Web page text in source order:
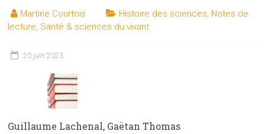
Martine Courtois Histoire des sciences, Notes de
lecture, Santé & sciences du vivant
20 juin 2023
Guillaume Lachenal, Gaëtan Thomas